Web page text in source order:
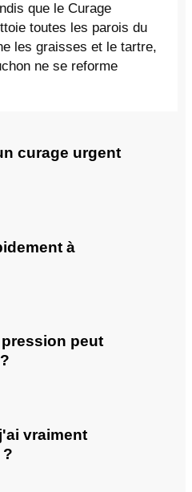
que le Curage
toutes les parois du
les graisses et le tartre,
ne se reforme
curage urgent
à
peut
vraiment
?